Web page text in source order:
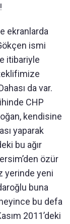
ekranlarda
ismi
itibariyle
teklifimize
da var.
CHP
kendisine
yaparak
bu ağır
özür
yerinde yeni
buna
bu defa
2011’deki